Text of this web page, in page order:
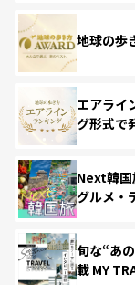
地球の歩
エアライ
グ形式で
Next韓国
グルメ・
旬な“あ
載 MY